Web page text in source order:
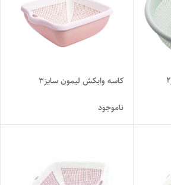
کاسه وابکش لیمون سایز۳
ناموجود